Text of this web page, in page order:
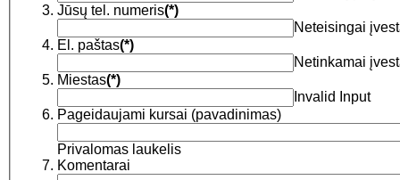
Jūsų tel. numeris(*)
Neteisingai
El. paštas(*)
Netinkamai
Miestas(*)
Invalid Input
Pageidaujami kursai (pavadinimas)
Privalomas laukelis
Komentarai